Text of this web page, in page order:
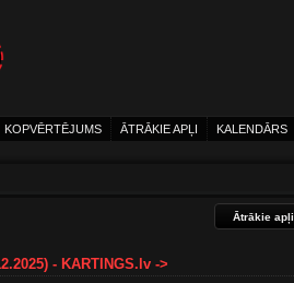
KOPVĒRTĒJUMS ĀTRĀKIE APĻI KALENDĀRS
Ātrākie apļi
- KARTINGS.lv ->